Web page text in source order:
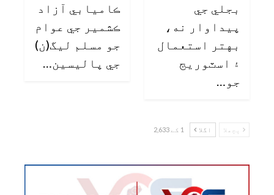
بجلي جي
پيداوار نه،
بهتر استعمال
۽ اسٽوريج
جو…
ڪاميابي آزاد
ڪشمير جي عوام
جو مسلم ليگ(ن)
جي پاليسين…
پچھلا اگلا 1 کے 2,633